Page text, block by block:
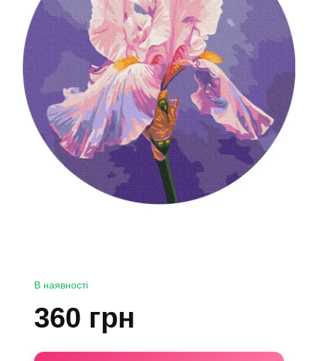
В наявності
360 грн